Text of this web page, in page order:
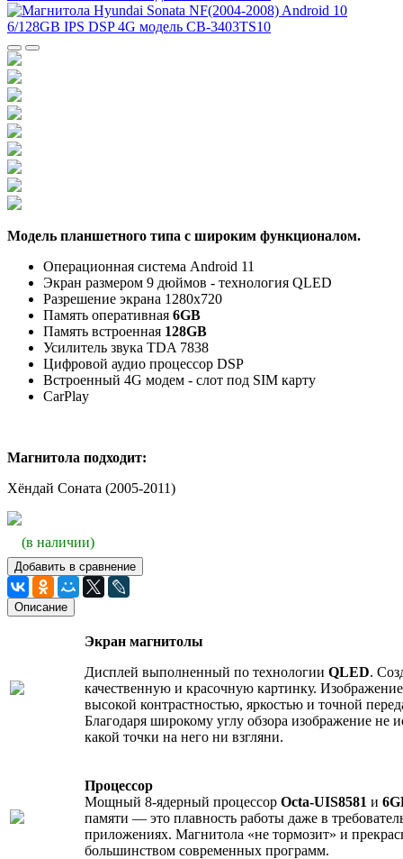
Модель планшетного типа с широким функционалом.
Операционная система Android 11
Экран размером 9 дюймов - технология QLED
Разрешение экрана 1280х720
Память оперативная 6GB
Память встроенная 128GB
Усилитель звука TDA 7838
Цифровой аудио процессор DSP
Встроенный 4G модем - слот под SIM карту
CarPlay
Магнитола подходит:
Хёндай Соната (2005-2011)
(в наличии)
Добавить в сравнение
Описание
Экран магнитолы
Дисплей выполненный по технологии QLED.
качественную и красочную картинку. Изображение
высокой контрастностью, яркостью и точной
Благодаря широкому углу обзора изображение не
какой точки на него ни взгляни.
Процессор
Мощный 8-ядерный процессор Octa-UIS8581 и
памяти — это плавность работы даже в
приложениях. Магнитола «не тормозит» и
большинством современных программ.